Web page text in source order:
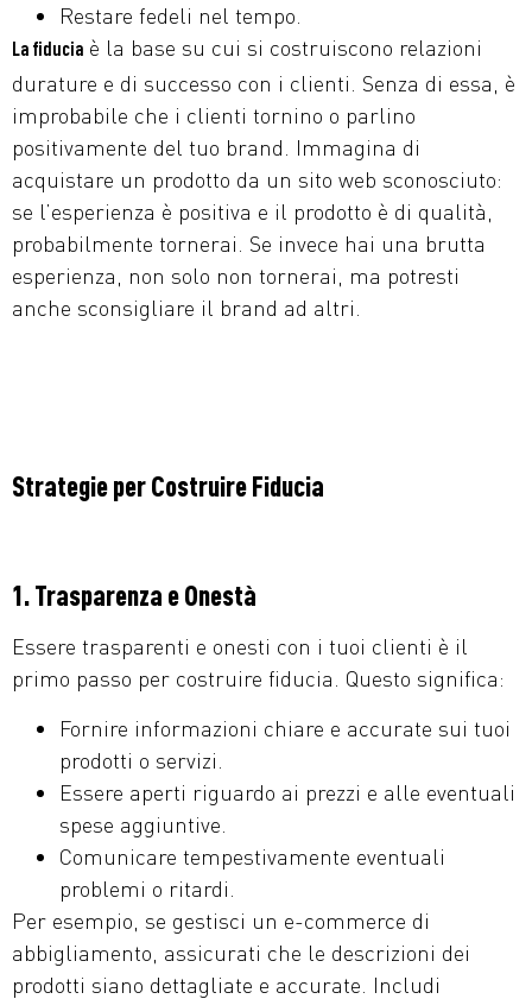
Restare fedeli nel tempo.
La fiducia è la base su cui si costruiscono relazioni
durature e di successo con i clienti. Senza di essa, è
improbabile che i clienti tornino o parlino
positivamente del tuo brand. Immagina di
acquistare un prodotto da un sito web sconosciuto:
se l’esperienza è positiva e il prodotto è di qualità,
probabilmente tornerai. Se invece hai una brutta
esperienza, non solo non tornerai, ma potresti
anche sconsigliare il brand ad altri.
Strategie per Costruire Fiducia
1. Trasparenza e Onestà
Essere trasparenti e onesti con i tuoi clienti è il
primo passo per costruire fiducia. Questo significa:
Fornire informazioni chiare e accurate sui tuoi
prodotti o servizi.
Essere aperti riguardo ai prezzi e alle eventuali
spese aggiuntive.
Comunicare tempestivamente eventuali
problemi o ritardi.
Per esempio, se gestisci un e-commerce di
abbigliamento, assicurati che le descrizioni dei
prodotti siano dettagliate e accurate. Includi